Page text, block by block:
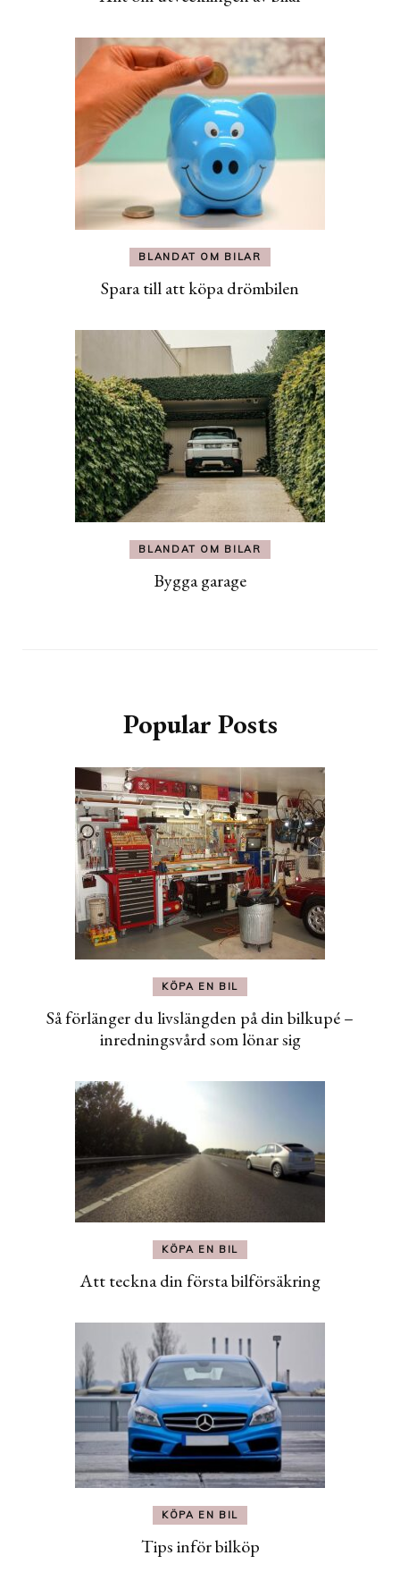
BLANDAT OM BILAR
Spara till att köpa drömbilen
BLANDAT OM BILAR
Bygga garage
Popular Posts
KÖPA EN BIL
Så förlänger du livslängden på din bilkupé –
inredningsvård som lönar sig
KÖPA EN BIL
Att teckna din första bilförsäkring
KÖPA EN BIL
Tips inför bilköp